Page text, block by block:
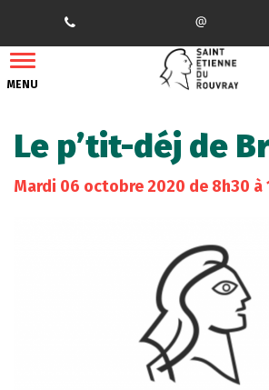
MENU
Le p’tit-déj de
Mardi 06 octobre 2020 de 8h30 à